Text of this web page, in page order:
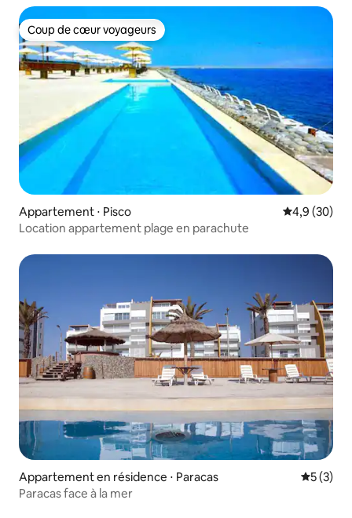
Coup de cœur voyageurs
Coup de cœur voyageurs
Appartement ⋅ Pisco Évaluation
4,9 (30)
Location appartement plage en parachute
Appartement en résidence ⋅ Paracas
5 (3)
Paracas face à la mer